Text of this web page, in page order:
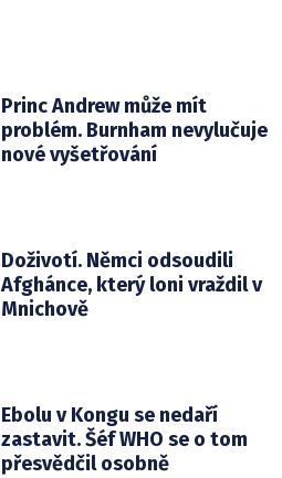
Princ Andrew může mít
problém. Burnham nevylučuje
nové vyšetřování
Doživotí. Němci odsoudili
Afghánce, který loni vraždil v
Mnichově
Ebolu v Kongu se nedaří
zastavit. Šéf WHO se o tom
přesvědčil osobně